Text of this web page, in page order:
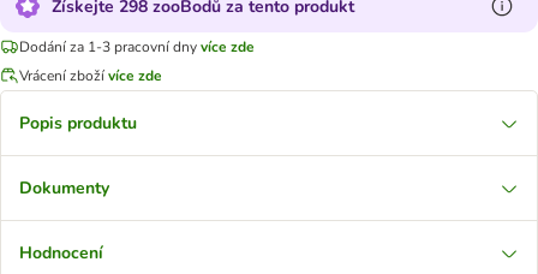
Získejte 298 zooBodů za tento produkt
Dodání za 1-3 pracovní dnyvíce zde
Vrácení zbožívíce zde
Popis produktu
Dokumenty
Hodnocení